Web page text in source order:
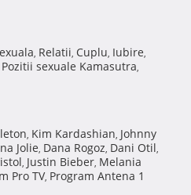
, Relatii, Cuplu, Iubire,
Pozitii sexuale Kamasutra,
, Kim Kardashian, Johnny
Jolie, Dana Rogoz, Dani Otil,
, Justin Bieber, Melania
Pro TV, Program Antena 1